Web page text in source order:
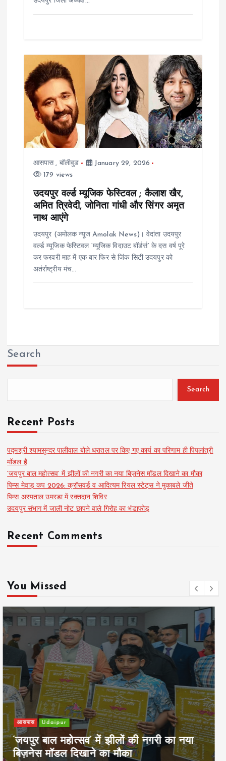
आसपास, बॉलीवुड
January 29, 2026
179 views
उदयपुर वर्ल्ड म्यूजिक फेस्टिवल ; कैलाश खैर,
अमित त्रिवेदी, जोनिता गांधी और सिंगर अमृत
नाथ आएंगे
उदयपुर (अमोलक न्यूज Amolak News)। वेदांता उदयपुर
वर्ल्ड म्यूजिक फेस्टिवल ‘म्यूजिक विदाउट बॉर्डर्स’ के दस वर्ष पूरे
कर फरवरी माह में एक बार फिर से जिंक सिटी उदयपुर को
अतंर्राष्ट्रीय मंच…
Search
Search
Recent Posts
पद्मश्री श्यामसुन्दर पालीवाल बोले धरातल पर किए गए कार्य का परिणाम ही पिपलांत्री
मॉडल है
‘जयपुर बाल महोत्सव’ में झीलों की नगरी का नया बिज़नेस मॉडल दिखाने का मौका
पिम्स मेवाड़ कप 2026: क्रॉसवर्ड व आदित्यम रियल स्टेट्स ने मुकाबले जीते
पिम्स अस्पताल उमरडा में रक्तदान शिविर
उदयपुर संभाग में जाली नोट छापने वाले गिरोह का भंडाफोड़
Recent Comments
You Missed
खेल Udaipur
पिम्स मेवाड़ कप 2026: क्रॉसवर्ड व आदित्यम
रियल स्टेट्स ने मुकाबले जीते